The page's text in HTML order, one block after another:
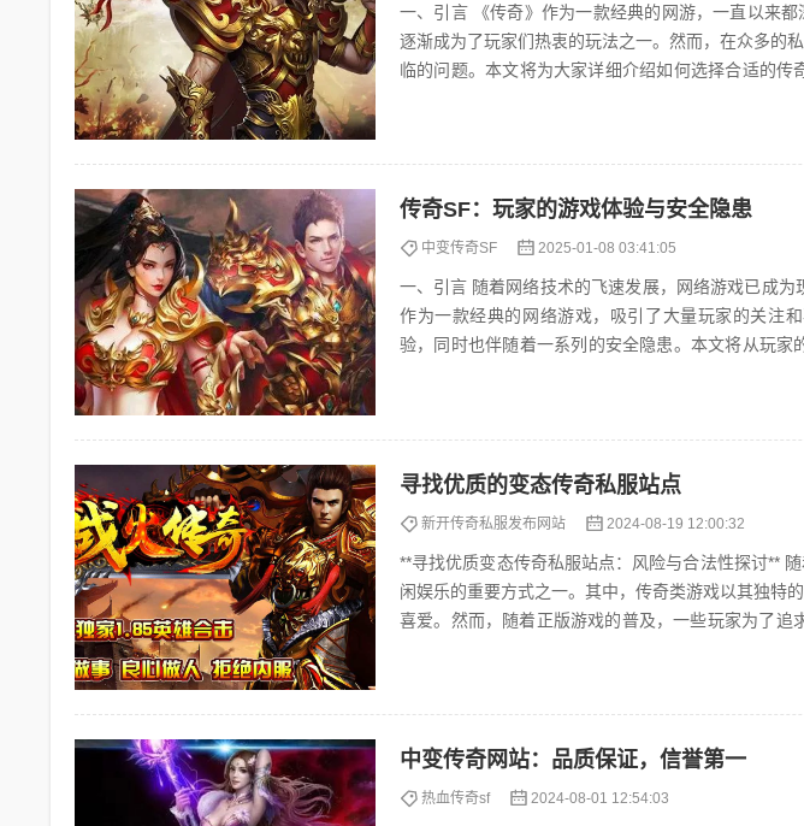
一、引言 《传奇》作为一款经典的网游，一直以来都深受玩家们的喜爱。随着游戏的不断发展，私服
逐渐成为了玩家们热衷的玩法之一。然而，在众多的
临的问题。本文将为大家详细介绍如何选择合适的传奇私服
传奇SF：玩家的游戏体验与安全隐患
中变传奇SF 2025-01-08 03:41:05
一、引言 随着网络技术的飞速发展，网络游戏已成为现代人娱乐生活的重要组成部分。其中，传奇SF
作为一款经典的网络游戏，吸引了大量玩家的关注
验，同时也伴随着一系列的安全隐患。本文将从玩家
寻找优质的变态传奇私服站点
新开传奇私服发布网站 2024-08-19 12:00:32
**寻找优质变态传奇私服站点：风险与合法性探讨** 随着网络技术的飞速发展，网络游戏已成为人们休
闲娱乐的重要方式之一。其中，传奇类游戏以其独特
喜爱。然而，随着正版游戏的普及，一些玩家为了追
中变传奇网站：品质保证，信誉第一
热血传奇sf 2024-08-01 12:54:03